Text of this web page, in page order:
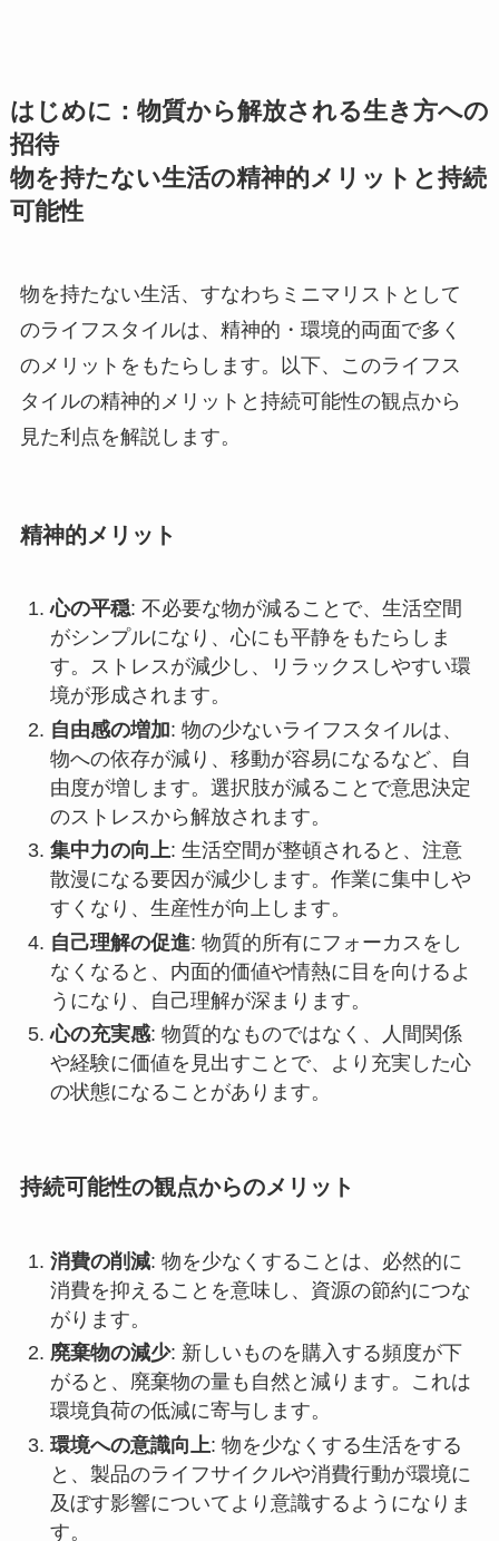
はじめに：物質から解放される生き方への
招待
物を持たない生活の精神的メリットと持続
可能性
物を持たない生活、すなわちミニマリストとして
のライフスタイルは、精神的・環境的両面で多く
のメリットをもたらします。以下、このライフス
タイルの精神的メリットと持続可能性の観点から
見た利点を解説します。
精神的メリット
心の平穏: 不必要な物が減ることで、生活空間
がシンプルになり、心にも平静をもたらしま
す。ストレスが減少し、リラックスしやすい環
境が形成されます。
自由感の増加: 物の少ないライフスタイルは、
物への依存が減り、移動が容易になるなど、自
由度が増します。選択肢が減ることで意思決定
のストレスから解放されます。
集中力の向上: 生活空間が整頓されると、注意
散漫になる要因が減少します。作業に集中しや
すくなり、生産性が向上します。
自己理解の促進: 物質的所有にフォーカスをし
なくなると、内面的価値や情熱に目を向けるよ
うになり、自己理解が深まります。
心の充実感: 物質的なものではなく、人間関係
や経験に価値を見出すことで、より充実した心
の状態になることがあります。
持続可能性の観点からのメリット
消費の削減: 物を少なくすることは、必然的に
消費を抑えることを意味し、資源の節約につな
がります。
廃棄物の減少: 新しいものを購入する頻度が下
がると、廃棄物の量も自然と減ります。これは
環境負荷の低減に寄与します。
環境への意識向上: 物を少なくする生活をする
と、製品のライフサイクルや消費行動が環境に
及ぼす影響についてより意識するようになりま
す。